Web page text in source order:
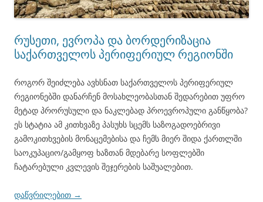
რუსეთი, ევროპა და ბორდერიზაცია
საქართველოს პერიფერიულ რეგიონში
როგორ შეიძლება ავხსნათ საქართველოს პერიფერიულ
რეგიონებში დანარჩენ მოსახლეობასთან შედარებით უფრო
მეტად პრორუსული და ნაკლებად პროევროპული განწყობა?
ეს სტატია ამ კითხვაზე პასუხს სცემს საზოგადოებრივი
გამოკითხვების მონაცემებისა და ჩემს მიერ შიდა ქართლში
საოკუპაციო/გამყოფ ხაზთან მდებარე სოფლებში
ჩატარებული კვლევის შეჯერების საშუალებით.
დაწვრილებით →